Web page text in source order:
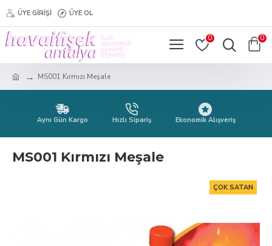
ÜYE GIRIŞI ÜYE OL
0 0
MS001 Kırmızı Meşale
Aynı Gün Kargo Hızlı Sipariş Ekonomik Alışveriş
MS001 Kırmızı Meşale
ÇOK SATAN